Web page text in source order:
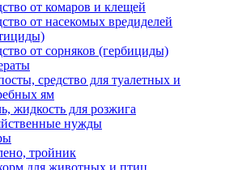
от комаров и клещей
от насекомых вредиделей
от сорняков (гербициды)
средство для туалетных и
ям
жидкость для розжига
нужды
тройник
для животных и птиц